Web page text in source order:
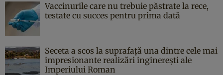
Vaccinurile care nu trebuie păstrate la rece,
testate cu succes pentru prima dată
Seceta a scos la suprafață una dintre cele mai
impresionante realizări inginerești ale
Imperiului Roman